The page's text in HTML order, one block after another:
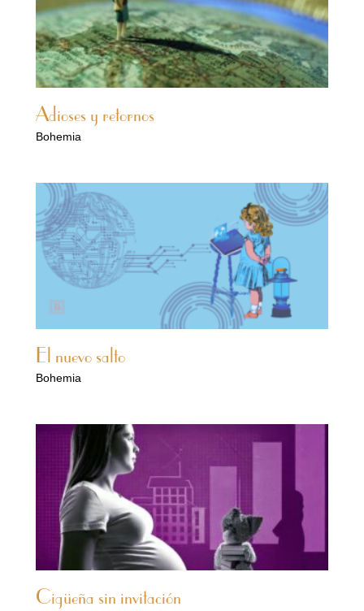
Adioses y retornos
Bohemia
El nuevo salto
Bohemia
Cigüeña sin invitación